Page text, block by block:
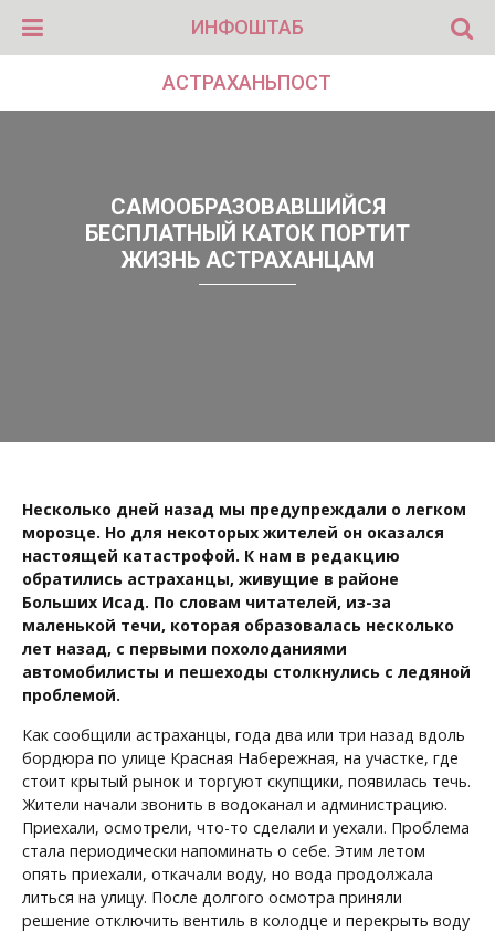
ИНФОШТАБ
АСТРАХАНЬПОСТ
САМООБРАЗОВАВШИЙСЯ
БЕСПЛАТНЫЙ КАТОК ПОРТИТ
ЖИЗНЬ АСТРАХАНЦАМ
Несколько дней назад мы предупреждали о легком
морозце. Но для некоторых жителей он оказался
настоящей катастрофой. К нам в редакцию
обратились астраханцы, живущие в районе
Больших Исад. По словам читателей, из-за
маленькой течи, которая образовалась несколько
лет назад, с первыми похолоданиями
автомобилисты и пешеходы столкнулись с ледяной
проблемой.
Как сообщили астраханцы, года два или три назад вдоль
бордюра по улице Красная Набережная, на участке, где
стоит крытый рынок и торгуют скупщики, появилась течь.
Жители начали звонить в водоканал и администрацию.
Приехали, осмотрели, что-то сделали и уехали. Проблема
стала периодически напоминать о себе. Этим летом
опять приехали, откачали воду, но вода продолжала
литься на улицу. После долгого осмотра приняли
решение отключить вентиль в колодце и перекрыть воду